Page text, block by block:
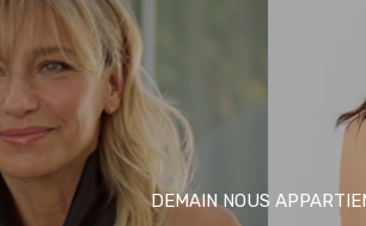
DEMAIN NOUS